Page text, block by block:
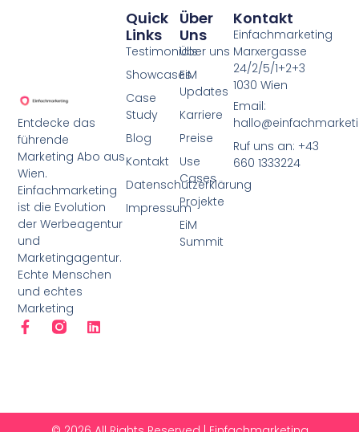
Entdecke das
führende
Marketing Abo aus
Wien.
Einfachmarketing
ist die Evolution
der Werbeagentur
und
Marketingagentur.
Echte Menschen
und echtes
Marketing
Über
Uns
Über uns
EiM
Updates
Karriere
Preise
Use
Cases
Projekte
EiM
Summit
Quick
Links
Testimonials
Showcases
Case
Study
Blog
Kontakt
Datenschutzerklärung
Impressum
Kontakt
Einfachmarketing
Marxergasse
24/2/5/1+2+3
1030 Wien
Email:
Ruf uns an: +43
660 1333224